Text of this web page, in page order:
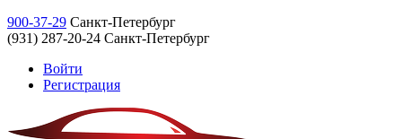
900-37-29 Санкт-Петербург
(931) 287-20-24 Санкт-Петербург
Войти
Регистрация